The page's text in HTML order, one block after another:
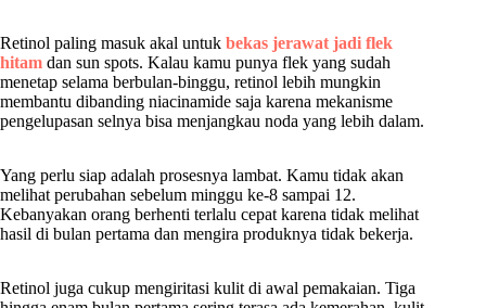
Retinol paling masuk akal untuk bekas jerawat jadi flek
hitam dan sun spots. Kalau kamu punya flek yang sudah
menetap selama berbulan-binggu, retinol lebih mungkin
membantu dibanding niacinamide saja karena mekanisme
pengelupasan selnya bisa menjangkau noda yang lebih dalam.
Yang perlu siap adalah prosesnya lambat. Kamu tidak akan
melihat perubahan sebelum minggu ke-8 sampai 12.
Kebanyakan orang berhenti terlalu cepat karena tidak melihat
hasil di bulan pertama dan mengira produknya tidak bekerja.
Retinol juga cukup mengiritasi kulit di awal pemakaian. Tiga